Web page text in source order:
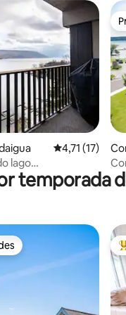
avaliações4,71 de uma
4,71 (17)
lago
temporada